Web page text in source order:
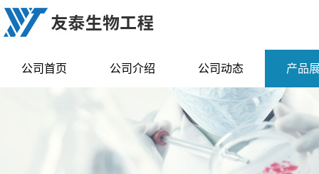
公司首页 公司介绍 公司动态 产品